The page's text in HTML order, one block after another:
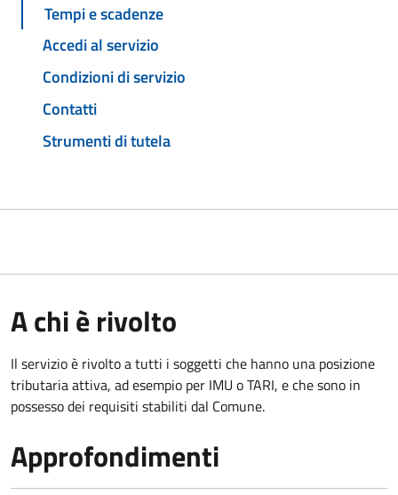
Tempi e scadenze
Accedi al servizio
Condizioni di servizio
Contatti
Strumenti di tutela
A chi è rivolto
Il servizio è rivolto a tutti i soggetti che hanno una posizione
tributaria attiva, ad esempio per IMU o TARI, e che sono in
possesso dei requisiti stabiliti dal Comune.
Approfondimenti